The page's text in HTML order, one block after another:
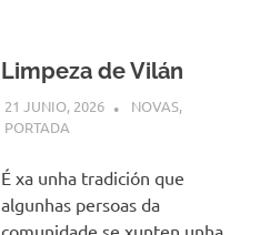
Limpeza de Vilán
21 JUNIO, 2026 COMUNIDADE
NOVAS,
PORTADA
É xa unha tradición que
algunhas persoas da
comunidade se xunten unha